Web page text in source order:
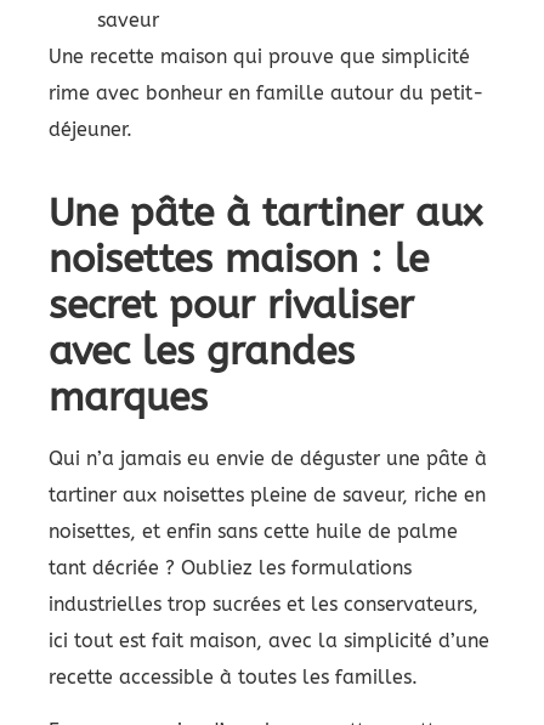
saveur
Une recette maison qui prouve que simplicité
rime avec bonheur en famille autour du petit-
déjeuner.
Une pâte à tartiner aux
noisettes maison : le
secret pour rivaliser
avec les grandes
marques
Qui n’a jamais eu envie de déguster une pâte à
tartiner aux noisettes pleine de saveur, riche en
noisettes, et enfin sans cette huile de palme
tant décriée ? Oubliez les formulations
industrielles trop sucrées et les conservateurs,
ici tout est fait maison, avec la simplicité d’une
recette accessible à toutes les familles.